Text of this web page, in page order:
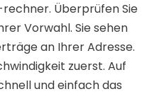
rechner. Überprüfen Sie
Vorwahl. Sie sehen
an Ihrer Adresse.
zuerst. Auf
und einfach das